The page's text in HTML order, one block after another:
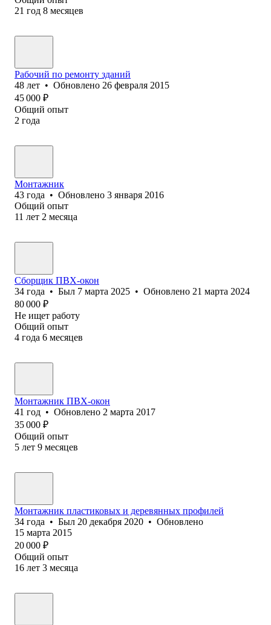
21 год 8 месяцев
Рабочий по ремонту зданий
48 лет • Обновлено 26 февраля 2015
45 000 ₽
Общий опыт
2 года
Монтажник
43 года • Обновлено 3 января 2016
Общий опыт
11 лет 2 месяца
Сборщик ПВХ-окон
34 года • Был 7 марта 2025 • Обновлено 21 марта 2024
80 000 ₽
Не ищет работу
Общий опыт
4 года 6 месяцев
Монтажник ПВХ-окон
41 год • Обновлено 2 марта 2017
35 000 ₽
Общий опыт
5 лет 9 месяцев
Монтажник пластиковых и деревянных профилей
34 года • Был 20 декабря 2020 • Обновлено
15 марта 2015
20 000 ₽
Общий опыт
16 лет 3 месяца